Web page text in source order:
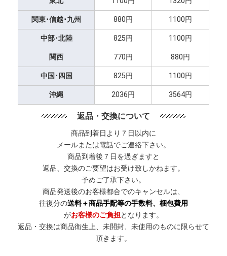
関東･信越･九州 880円 1100円
中部･北陸 825円 1100円
関西 770円 880円
中国･四国 825円 1100円
沖縄 2036円 3564円
返品・交換について
商品到着日より７日以内に
メールまたは電話でご連絡下さい。
商品到着後７日を過ぎますと
返品、交換のご要望はお受け致しかねます。
予めご了承下さい。
商品発送後のお客様都合でのキャンセルは、
往復分の送料＋商品手配等の手数料、梱包費用
がお客様のご負担となります。
返品・交換は商品衛生上、未開封、未使用のものに限らせて
頂きます。